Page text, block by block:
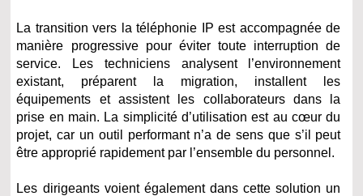
La transition vers la téléphonie IP est accompagnée de
manière progressive pour éviter toute interruption de
service. Les techniciens analysent l’environnement
existant, préparent la migration, installent les
équipements et assistent les collaborateurs dans la
prise en main. La simplicité d’utilisation est au cœur du
projet, car un outil performant n’a de sens que s’il peut
être approprié rapidement par l’ensemble du personnel.
Les dirigeants voient également dans cette solution un